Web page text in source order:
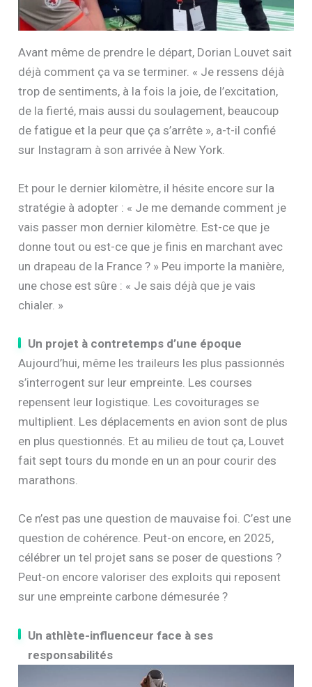
Avant même de prendre le départ, Dorian Louvet sait
déjà comment ça va se terminer. « Je ressens déjà
trop de sentiments, à la fois la joie, de l’excitation,
de la fierté, mais aussi du soulagement, beaucoup
de fatigue et la peur que ça s’arrête », a-t-il confié
sur Instagram à son arrivée à New York.
Et pour le dernier kilomètre, il hésite encore sur la
stratégie à adopter : « Je me demande comment je
vais passer mon dernier kilomètre. Est-ce que je
donne tout ou est-ce que je finis en marchant avec
un drapeau de la France ? » Peu importe la manière,
une chose est sûre : « Je sais déjà que je vais
chialer. »
Un projet à contretemps d’une époque
Aujourd’hui, même les traileurs les plus passionnés
s’interrogent sur leur empreinte. Les courses
repensent leur logistique. Les covoiturages se
multiplient. Les déplacements en avion sont de plus
en plus questionnés. Et au milieu de tout ça, Louvet
fait sept tours du monde en un an pour courir des
marathons.
Ce n’est pas une question de mauvaise foi. C’est une
question de cohérence. Peut-on encore, en 2025,
célébrer un tel projet sans se poser de questions ?
Peut-on encore valoriser des exploits qui reposent
sur une empreinte carbone démesurée ?
Un athlète-influenceur face à ses
responsabilités